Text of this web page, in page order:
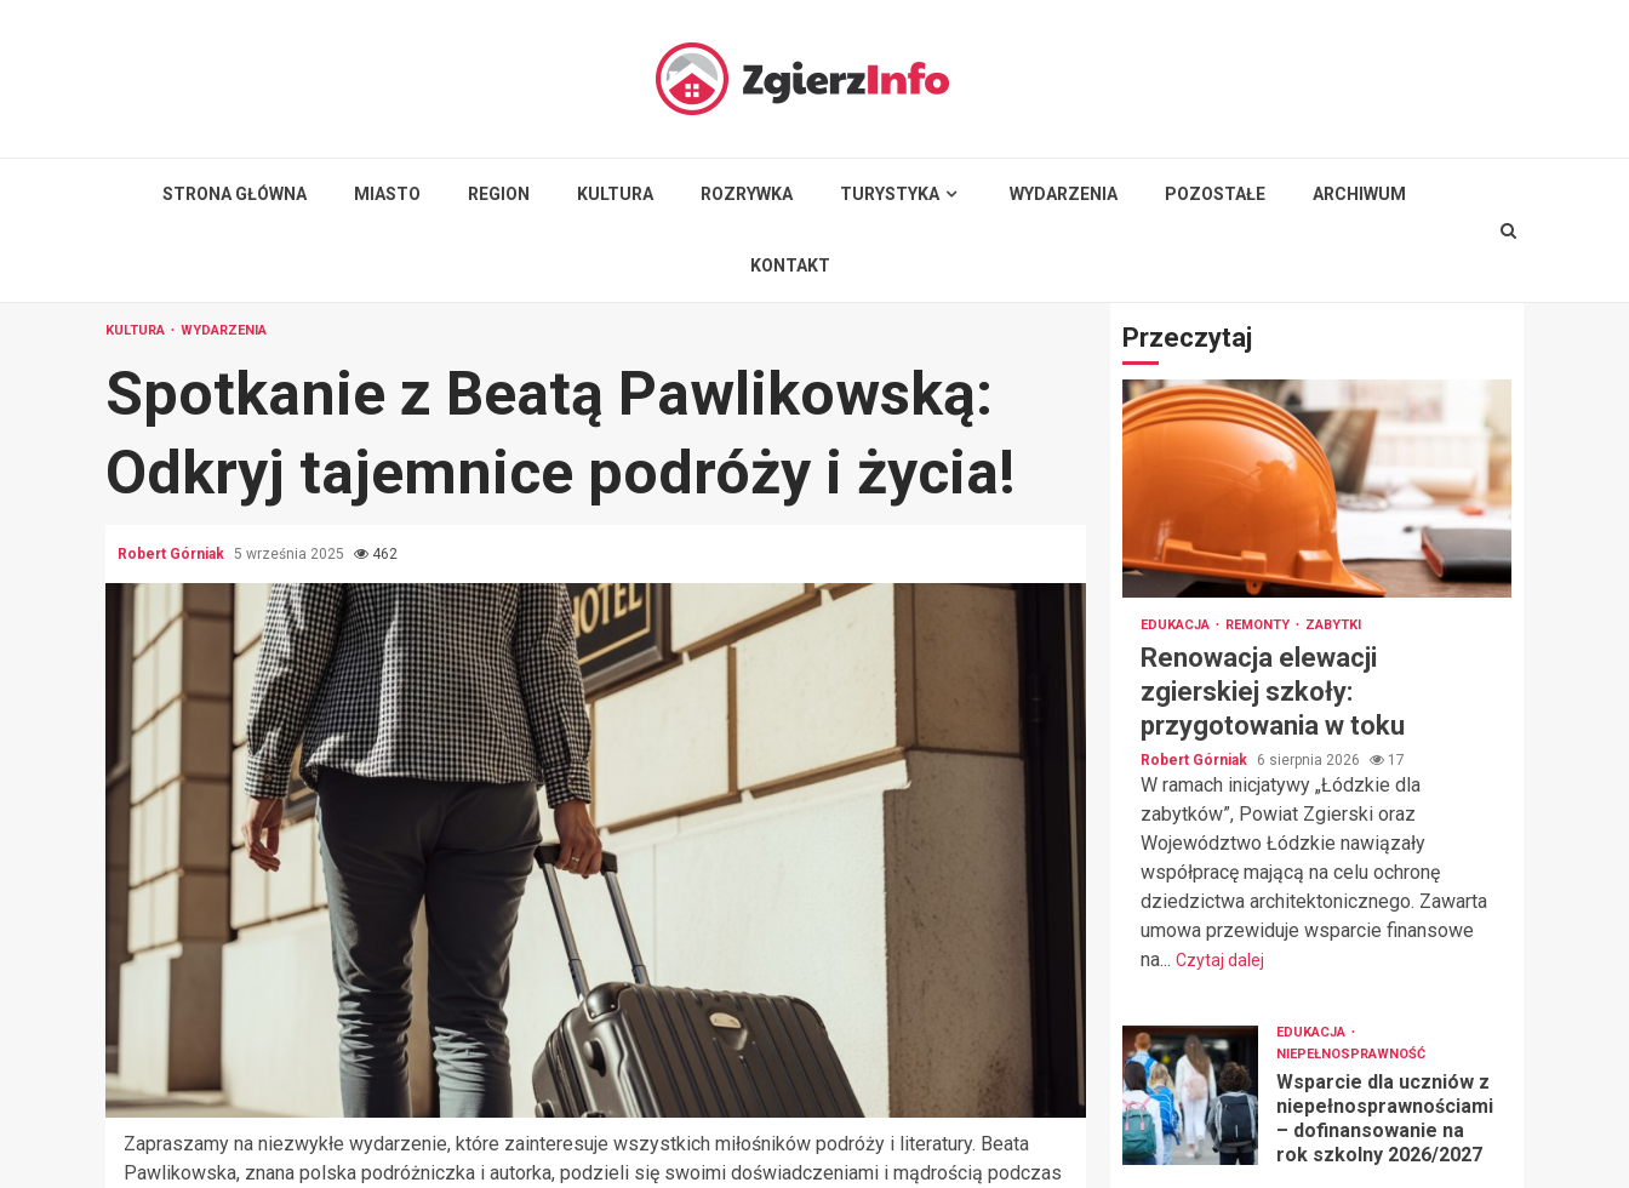
STRONA GŁÓWNA MIASTO REGION KULTURA ROZRYWKA TURYSTYKA WYDARZENIA POZOSTAŁE ARCHIWUM
KONTAKT
KULTURA WYDARZENIA
Spotkanie z Beatą Pawlikowską:
Odkryj tajemnice podróży i życia!
Robert Górniak 5 września 2025 462
Zapraszamy na niezwykłe wydarzenie, które zainteresuje wszystkich miłośników podróży i literatury. Beata
Pawlikowska, znana polska podróżniczka i autorka, podzieli się swoimi doświadczeniami i mądrością podczas
Przeczytaj
EDUKACJA REMONTY ZABYTKI
Renowacja elewacji
zgierskiej szkoły:
przygotowania w toku
Robert Górniak 6 sierpnia 2026 17
W ramach inicjatywy „Łódzkie dla
zabytków”, Powiat Zgierski oraz
Województwo Łódzkie nawiązały
współpracę mającą na celu ochronę
dziedzictwa architektonicznego. Zawarta
umowa przewiduje wsparcie finansowe
na... Czytaj dalej
EDUKACJA
NIEPEŁNOSPRAWNOŚĆ
Wsparcie dla uczniów z
niepełnosprawnościami
– dofinansowanie na
rok szkolny 2026/2027